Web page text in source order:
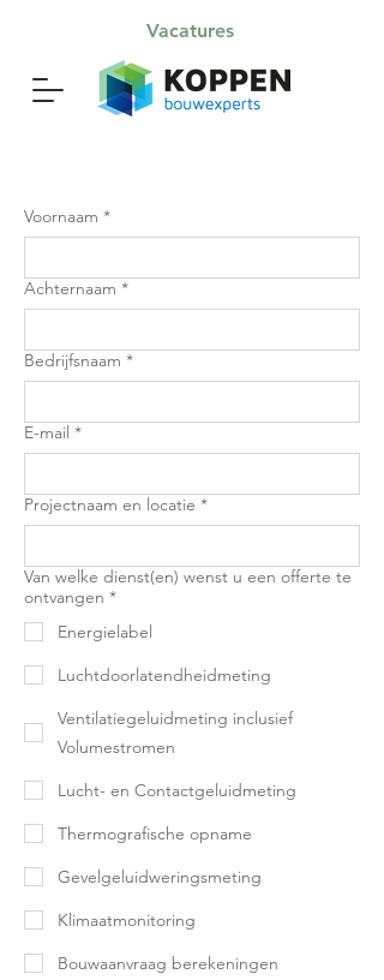
Vacatures
Voornaam *
Achternaam *
Bedrijfsnaam *
E-mail *
Projectnaam en locatie *
Van welke dienst(en) wenst u een offerte te
ontvangen *
Energielabel
Luchtdoorlatendheidmeting
Ventilatiegeluidmeting inclusief
Volumestromen
Lucht- en Contactgeluidmeting
Thermografische opname
Gevelgeluidweringsmeting
Klimaatmonitoring
Bouwaanvraag berekeningen